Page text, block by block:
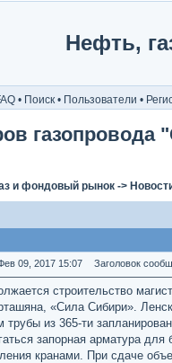
Нефть,
• Поиск • Пользователи •
и фондовый рынок ->
09, 2017 15:07 Заголовок
строительство
«Сила Сибири».
трубы из 365-ти
запорная арматура
кранами. При сдаче